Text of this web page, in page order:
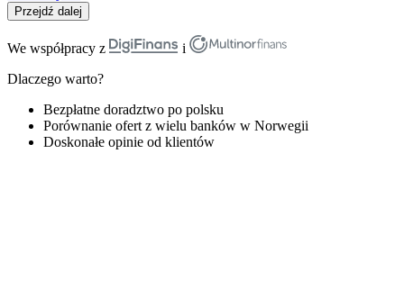
Przejdź dalej
We współpracy z
i
Dlaczego warto?
Bezpłatne doradztwo po polsku
Porównanie ofert z wielu banków w Norwegii
Doskonałe opinie od klientów